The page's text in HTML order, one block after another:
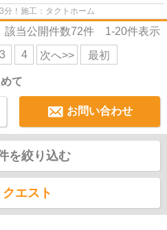
分！施工：タクトホーム
該当公開件数72件 1-20件表示
3 4 次へ>> 最初
て
お問い合わせ
を絞り込む
エスト